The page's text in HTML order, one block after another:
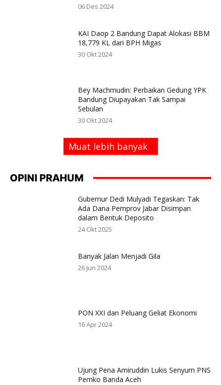
06 Des 2024
KAI Daop 2 Bandung Dapat Alokasi BBM
18,779 KL dari BPH Migas
30 Okt 2024
Bey Machmudin: Perbaikan Gedung YPK
Bandung Diupayakan Tak Sampai
Sebulan
30 Okt 2024
Muat lebih banyak
OPINI PRAHUM
Gubernur Dedi Mulyadi Tegaskan: Tak
Ada Dana Pemprov Jabar Disimpan
dalam Bentuk Deposito
24 Okt 2025
Banyak Jalan Menjadi Gila
26 Jun 2024
PON XXI dan Peluang Geliat Ekonomi
16 Apr 2024
Ujung Pena Amiruddin Lukis Senyum PNS
Pemko Banda Aceh